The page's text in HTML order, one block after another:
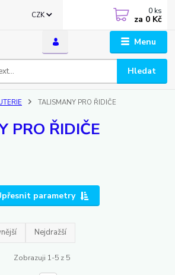
Menu
CZK
Hledat
0 ks
za 0 Kč
TALISMANY PRO ŘIDIČE
PRO ŘIDIČE
parametry
Nejdražší
Zobrazuji 1-5 z 5